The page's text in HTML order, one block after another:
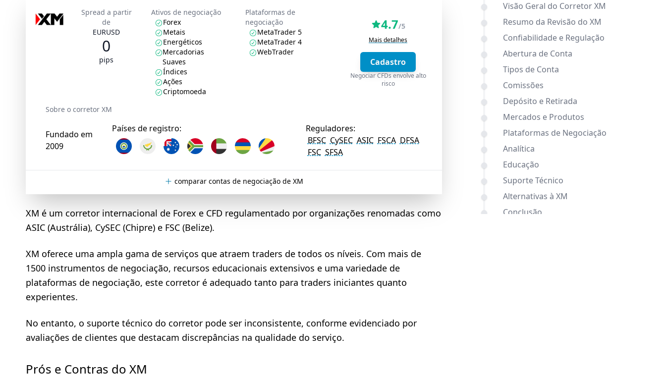
Visão Geral do Corretor XM
Resumo da Revisão do XM
Confiabilidade e Regulação
Abertura de Conta
Tipos de Conta
Comissões
Depósito e Retirada
Mercados e Produtos
Plataformas de Negociação
Analítica
Educação
Suporte Técnico
Alternativas à XM
Conclusão
Spread a partir
de
EURUSD
0
pips
Ativos de negociação
Forex
Metais
Energéticos
Mercadorias
Suaves
Índices
Ações
Criptomoeda
Plataformas de
negociação
MetaTrader 5
MetaTrader 4
WebTrader
4.7/5
Mais detalhes
Cadastro
Negociar CFDs envolve alto
risco
Sobre o corretor XM
Fundado em
2009
Países de registro:
Reguladores:
BFSC CySEC ASIC FSCA DFSA
FSC SFSA
comparar contas de negociação de XM
XM é um corretor internacional de Forex e CFD regulamentado por organizações renomadas como
ASIC (Austrália), CySEC (Chipre) e FSC (Belize).
XM oferece uma ampla gama de serviços que atraem traders de todos os níveis. Com mais de
1500 instrumentos de negociação, recursos educacionais extensivos e uma variedade de
plataformas de negociação, este corretor é adequado tanto para traders iniciantes quanto
experientes.
No entanto, o suporte técnico do corretor pode ser inconsistente, conforme evidenciado por
avaliações de clientes que destacam discrepâncias na qualidade do serviço.
Prós e Contras do XM